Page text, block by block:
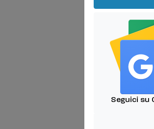
Seguici su